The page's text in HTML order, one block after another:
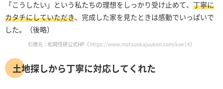
「こうしたい」という私たちの理想をしっかり受け止めて、 丁寧に
カタチにしていただき、完成した家を見たときは感動でいっぱいで
した。（後略）
引用元：松岡住研公式HP（ https://www.matsuokajuuken.com/koe14）
土地探しから丁寧に対応してくれた